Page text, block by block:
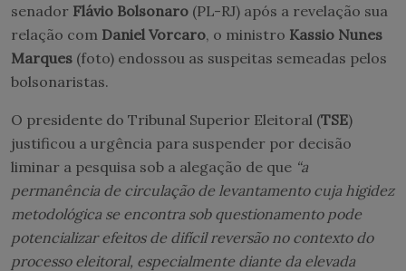
senador Flávio Bolsonaro (PL-RJ) após a revelação sua
relação com Daniel Vorcaro, o ministro Kassio Nunes
Marques (foto) endossou as suspeitas semeadas pelos
bolsonaristas.
O presidente do Tribunal Superior Eleitoral (TSE)
justificou a urgência para suspender por decisão
liminar a pesquisa sob a alegação de que “a
permanência de circulação de levantamento cuja higidez
metodológica se encontra sob questionamento pode
potencializar efeitos de difícil reversão no contexto do
processo eleitoral, especialmente diante da elevada